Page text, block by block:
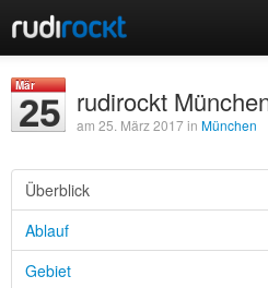
Events
Login
Registrieren
Mär
25 rudirockt
am 25. März 2017 in München
Überblick
Ablauf
Gebiet